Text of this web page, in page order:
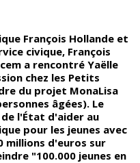
François Hollande et
civique, François
a rencontré Yaëlle
chez les Petits
du projet MonaLisa
âgées). Le
de l'État d'aider au
pour les jeunes avec
millions d'euros sur
"100.000 jeunes en